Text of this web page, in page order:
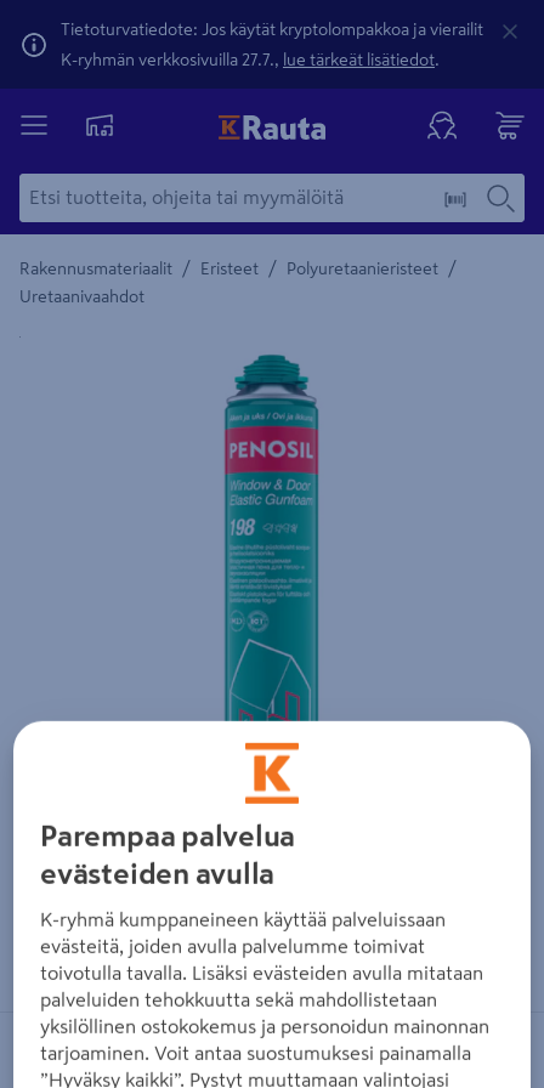
Tietoturvatiedote: Jos käytät kryptolompakkoa ja vierailit
K-ryhmän verkkosivuilla 27.7., lue tärkeät lisätiedot.
Rakennusmateriaalit / Eristeet / Polyuretaanieristeet /
Uretaanivaahdot
Yksityiskohtainen kuvaus löytyy Tuotteen kuvaus -
Zoomaa kuvaa sormilla kosketusnäytöllä
PENOSIL
Parempaa palvelua
evästeiden avulla
K-ryhmä kumppaneineen käyttää palveluissaan
evästeitä, joiden avulla palvelumme toimivat
toivotulla tavalla. Lisäksi evästeiden avulla mitataan
palveluiden tehokkuutta sekä mahdollistetaan
yksilöllinen ostokokemus ja personoidun mainonnan
tarjoaminen. Voit antaa suostumuksesi painamalla
”Hyväksy kaikki”. Pystyt muuttamaan valintojasi